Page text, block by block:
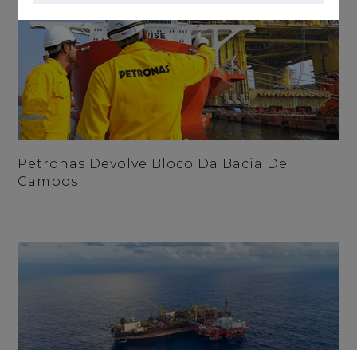
Petronas Devolve Bloco Da Bacia De
Campos